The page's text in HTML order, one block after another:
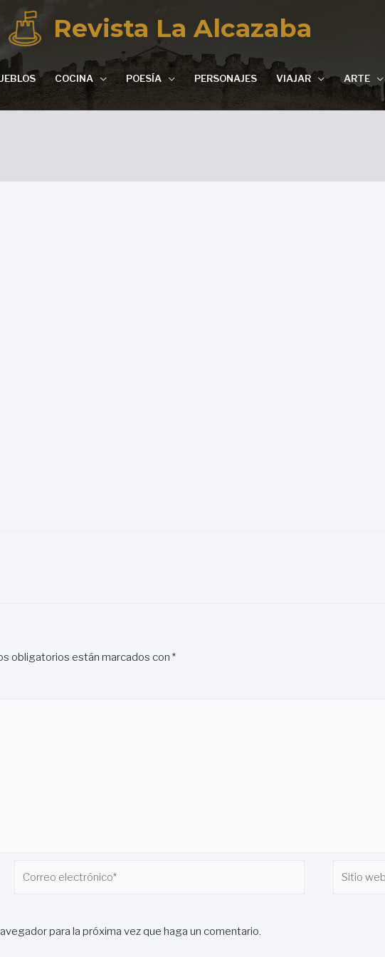
Revista La Alcazaba
COCINA POESÍA PERSONAJES VIAJAR ARTE
obligatorios están marcados con *
para la próxima vez que haga un comentario.